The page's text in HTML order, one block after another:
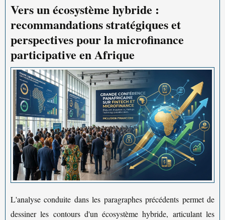
Vers un écosystème hybride :
recommandations stratégiques et
perspectives pour la microfinance
participative en Afrique
L'analyse conduite dans les paragraphes précédents permet de
dessiner les contours d'un écosystème hybride, articulant les